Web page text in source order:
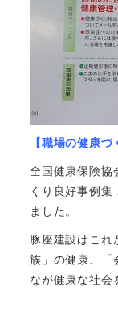
【職場の健康
全国健康保険
くり良好事例
ました。
豚座建設はこれ
族」の健康、「
なが健康な社会